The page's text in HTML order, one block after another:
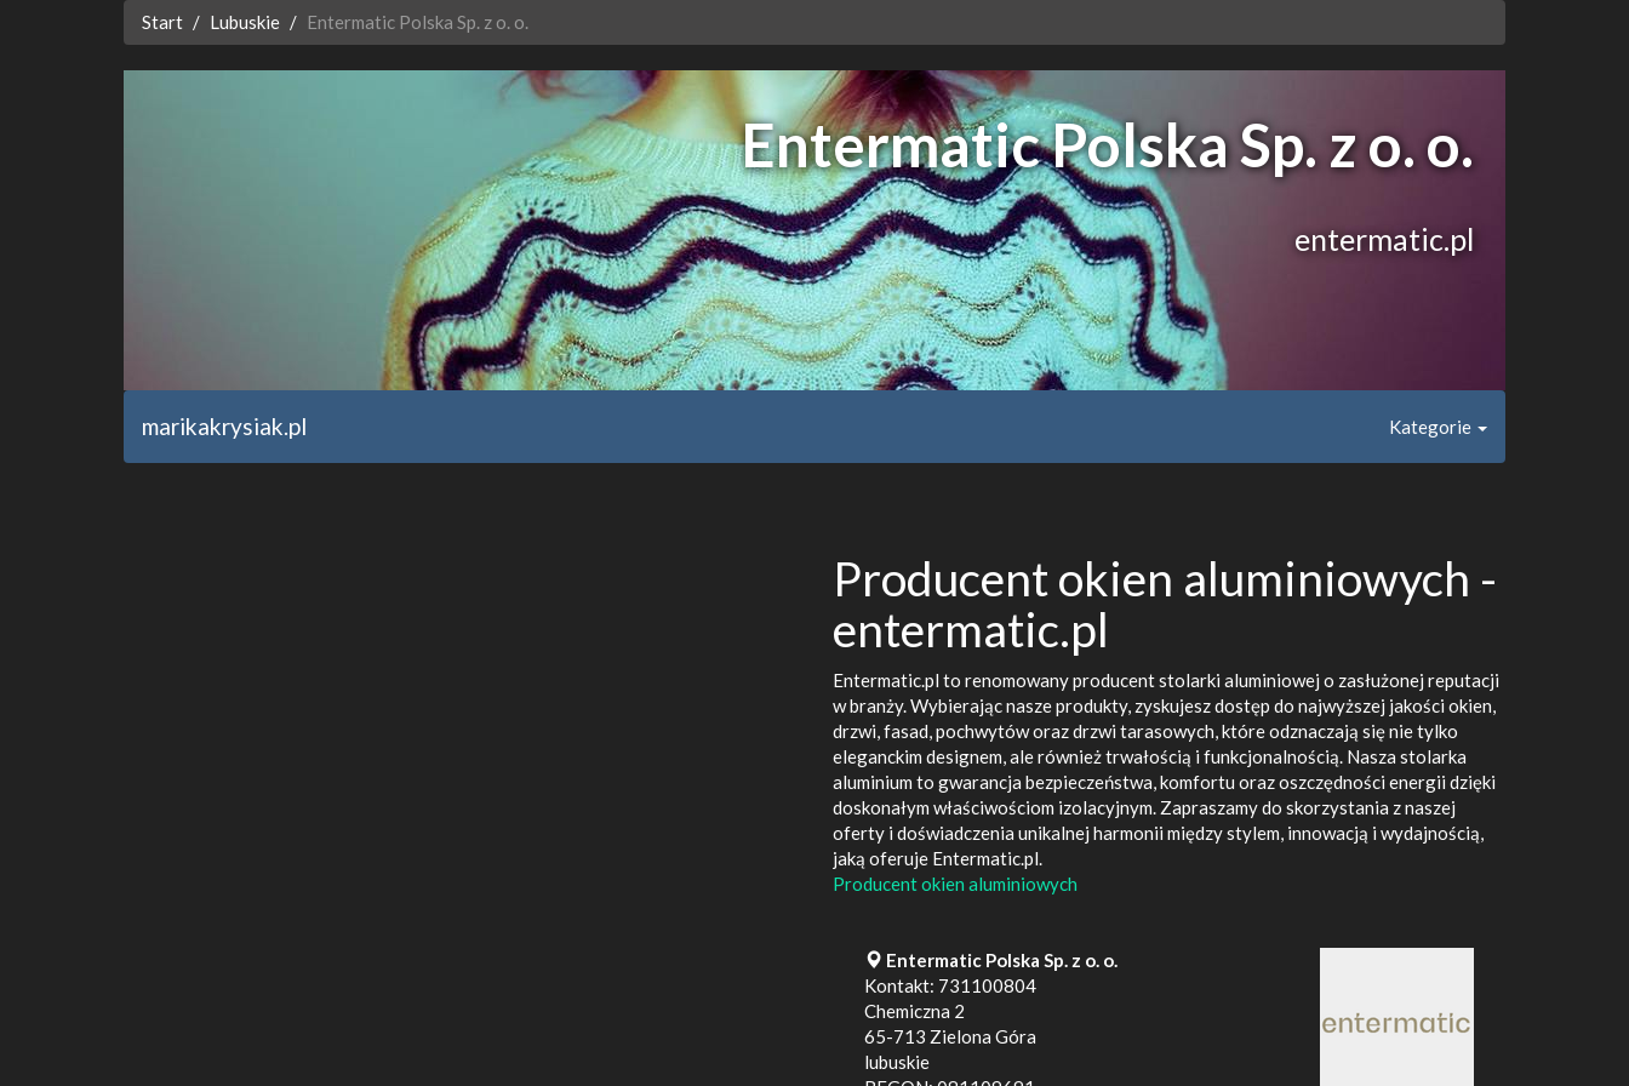
Start Lubuskie Entermatic Polska Sp. z o. o.
Entermatic Polska Sp. z o. o.
entermatic.pl
marikakrysiak.pl Kategorie
Producent okien aluminiowych -
entermatic.pl
Entermatic.pl to renomowany producent stolarki aluminiowej o zasłużonej reputacji
w branży. Wybierając nasze produkty, zyskujesz dostęp do najwyższej jakości okien,
drzwi, fasad, pochwytów oraz drzwi tarasowych, które odznaczają się nie tylko
eleganckim designem, ale również trwałością i funkcjonalnością. Nasza stolarka
aluminium to gwarancja bezpieczeństwa, komfortu oraz oszczędności energii dzięki
doskonałym właściwościom izolacyjnym. Zapraszamy do skorzystania z naszej
oferty i doświadczenia unikalnej harmonii między stylem, innowacją i wydajnością,
jaką oferuje Entermatic.pl.
Producent okien aluminiowych
Entermatic Polska Sp. z o. o.
Kontakt: 731100804
Chemiczna 2
65-713 Zielona Góra
lubuskie